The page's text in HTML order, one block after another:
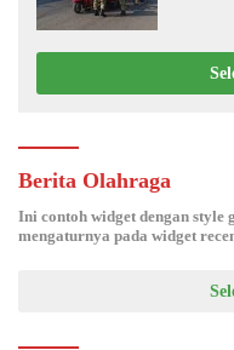
Berita Olahraga
Ini contoh widget dengan
mengaturnya pada widget